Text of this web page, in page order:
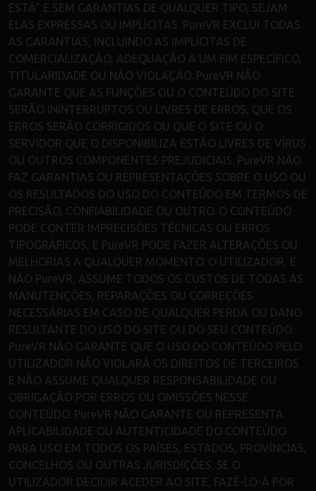
ESTÁ" E SEM GARANTIAS DE QUALQUER TIPO, SEJAM
ELAS EXPRESSAS OU IMPLÍCITAS. PureVR EXCLUI TODAS
AS GARANTIAS, INCLUINDO AS IMPLÍCITAS DE
COMERCIALIZAÇÃO, ADEQUAÇÃO A UM FIM ESPECÍFICO,
TITULARIDADE OU NÃO VIOLAÇÃO. PureVR NÃO
GARANTE QUE AS FUNÇÕES OU O CONTEÚDO DO SITE
SERÃO ININTERRUPTOS OU LIVRES DE ERROS, QUE OS
ERROS SERÃO CORRIGIDOS OU QUE O SITE OU O
SERVIDOR QUE O DISPONIBILIZA ESTÃO LIVRES DE VÍRUS
OU OUTROS COMPONENTES PREJUDICIAIS. PureVR NÃO
FAZ GARANTIAS OU REPRESENTAÇÕES SOBRE O USO OU
OS RESULTADOS DO USO DO CONTEÚDO EM TERMOS DE
PRECISÃO, CONFIABILIDADE OU OUTRO. O CONTEÚDO
PODE CONTER IMPRECISÕES TÉCNICAS OU ERROS
TIPOGRÁFICOS, E PureVR PODE FAZER ALTERAÇÕES OU
MELHORIAS A QUALQUER MOMENTO. O UTILIZADOR, E
NÃO PureVR, ASSUME TODOS OS CUSTOS DE TODAS AS
MANUTENÇÕES, REPARAÇÕES OU CORREÇÕES
NECESSÁRIAS EM CASO DE QUALQUER PERDA OU DANO
RESULTANTE DO USO DO SITE OU DO SEU CONTEÚDO.
PureVR NÃO GARANTE QUE O USO DO CONTEÚDO PELO
UTILIZADOR NÃO VIOLARÁ OS DIREITOS DE TERCEIROS
E NÃO ASSUME QUALQUER RESPONSABILIDADE OU
OBRIGAÇÃO POR ERROS OU OMISSÕES NESSE
CONTEÚDO. PureVR NÃO GARANTE OU REPRESENTA
APLICABILIDADE OU AUTENTICIDADE DO CONTEÚDO
PARA USO EM TODOS OS PAÍSES, ESTADOS, PROVÍNCIAS,
CONCELHOS OU OUTRAS JURISDIÇÕES. SE O
UTILIZADOR DECIDIR ACEDER AO SITE, FAZÊ-LO-Á POR